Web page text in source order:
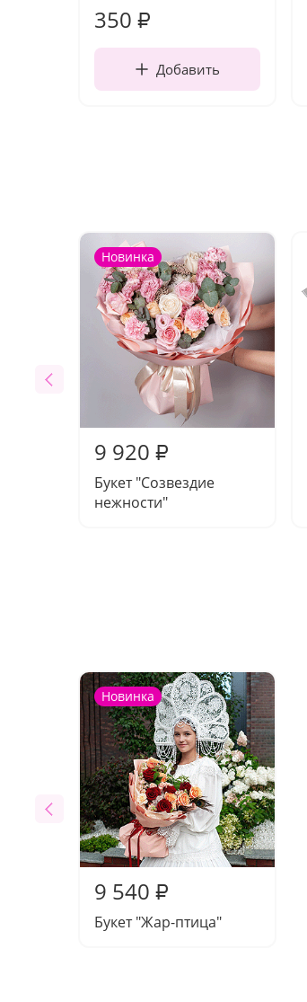
350 ₽
Добавить
Новинка
9 920 ₽
Букет "Созвездие
нежности"
Новинка
9 540 ₽
Букет "Жар-птица"